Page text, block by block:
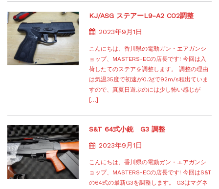
KJ/ASG ステアーL9-A2 CO2調整
2023年9月1日
こんにちは、香川県の電動ガン・エアガンシ
ョップ、MASTERS-ECの店長です! 今回は入
荷したてのステアを調整します。 調整の理由
は気温35度で初速が0.2gで92m/s程出ていま
すので、真夏日遊ぶのには少し怖い感じが
[…]
S&T 64式小銃 G3 調整
2023年9月1日
こんにちは、香川県の電動ガン・エアガンシ
ョップ、MASTERS-ECの店長です! 今回はS&T
の64式の最新G3を調整します。 G3はマグネ